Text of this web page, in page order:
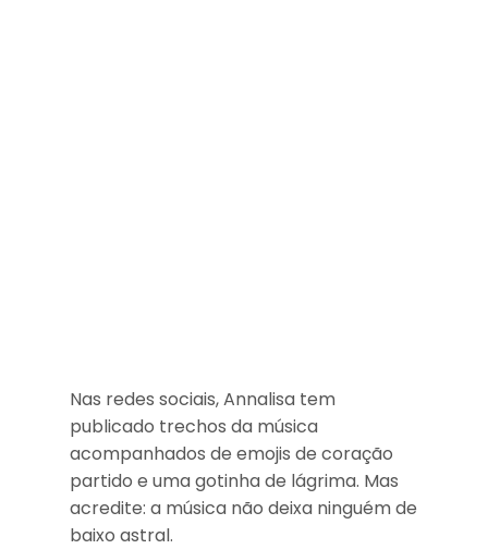
Nas redes sociais, Annalisa tem
publicado trechos da música
acompanhados de emojis de coração
partido e uma gotinha de lágrima. Mas
acredite: a música não deixa ninguém de
baixo astral.